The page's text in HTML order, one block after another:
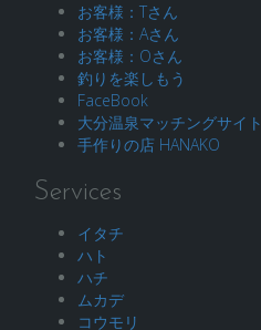
お客様：Tさん
お客様：Aさん
お客様：Oさん
釣りを楽しもう
FaceBook
大分温泉マッチングサイト
手作りの店 HANAKO
Services
イタチ
ハト
ハチ
ムカデ
コウモリ